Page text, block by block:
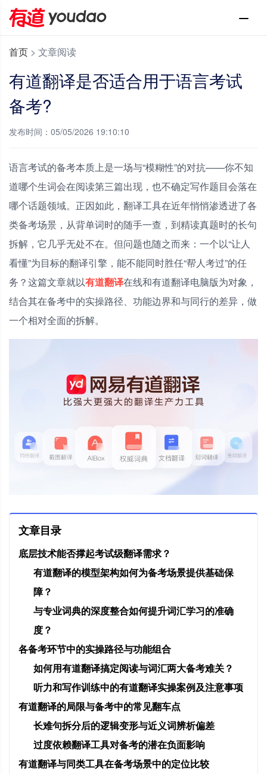
首页 > 文章阅读
有道翻译是否适合用于语言考试
备考?
发布时间：05/05/2026 19:10:10
语言考试的备考本质上是一场与“模糊性”的对抗——你不知
道哪个生词会在阅读第三篇出现，也不确定写作题目会落在
哪个话题领域。正因如此，翻译工具在近年悄悄渗透进了各
类备考场景，从背单词时的随手一查，到精读真题时的长句
拆解，它几乎无处不在。但问题也随之而来：一个以“让人
看懂”为目标的翻译引擎，能不能同时胜任“帮人考过”的任
务？这篇文章就以有道翻译在线和有道翻译电脑版为对象，
结合其在备考中的实操路径、功能边界和与同行的差异，做
一个相对全面的拆解。
文章目录
底层技术能否撑起考试级翻译需求？
有道翻译的模型架构如何为备考场景提供基础保
障？
与专业词典的深度整合如何提升词汇学习的准确
度？
各备考环节中的实操路径与功能组合
如何用有道翻译搞定阅读与词汇两大备考难关？
听力和写作训练中的有道翻译实操案例及注意事项
有道翻译的局限与备考中的常见翻车点
长难句拆分后的逻辑变形与近义词辨析偏差
过度依赖翻译工具对备考的潜在负面影响
有道翻译与同类工具在备考场景中的定位比较